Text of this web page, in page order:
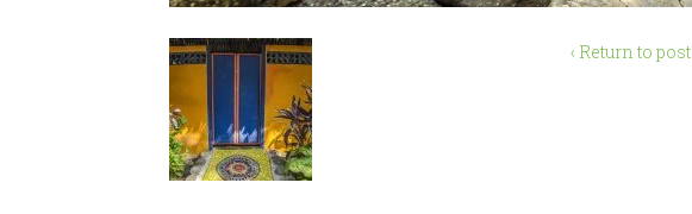
‹ Return to post